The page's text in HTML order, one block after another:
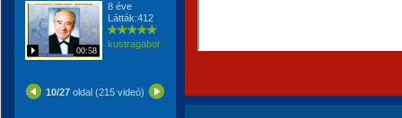
00:58
8 éve
Látták:412
kustragabor
10/27 oldal (215 videó)